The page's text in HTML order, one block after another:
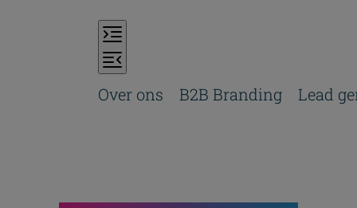
Over ons B2B Branding Lead